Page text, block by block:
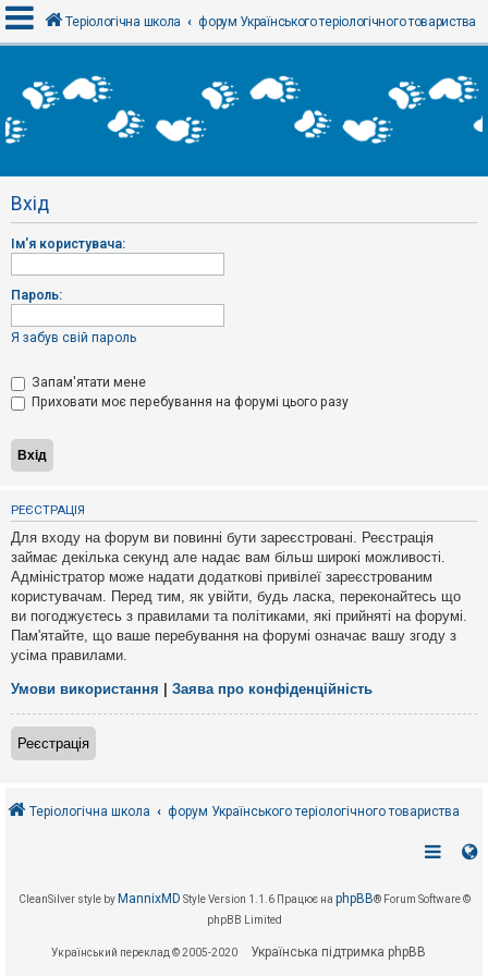
х
і
Р
є
т
р
а
і
Т
м
и
б
з
в
і
д
п
о
в
і
д
е
й
А
к
т
и
і
Теріологічна школа форум Українського теріологічного товариства
Вхід
Ім'я користувача:
Пароль:
Я забув свій пароль
Запам'ятати мене
Приховати моє перебування на форумі цього разу
РЕЄСТРАЦІЯ
Для входу на форум ви повинні бути зареєстровані. Реєстрація
займає декілька секунд але надає вам більш широкі можливості.
Адміністратор може надати додаткові привілеї зареєстрованим
користувачам. Перед тим, як увійти, будь ласка, переконайтесь що
ви погоджуєтесь з правилами та політиками, які прийняті на форумі.
Пам'ятайте, що ваше перебування на форумі означає вашу згоду з
усіма правилами.
Умови використання Заява про конфіденційність
Реєстрація
Теріологічна школа форум Українського теріологічного товариства
CleanSilver style by MannixMD Style Version 1.1.6 Працює на phpBB® Forum Software ©
phpBB Limited
Український переклад © 2005-2020 Українська підтримка phpBB